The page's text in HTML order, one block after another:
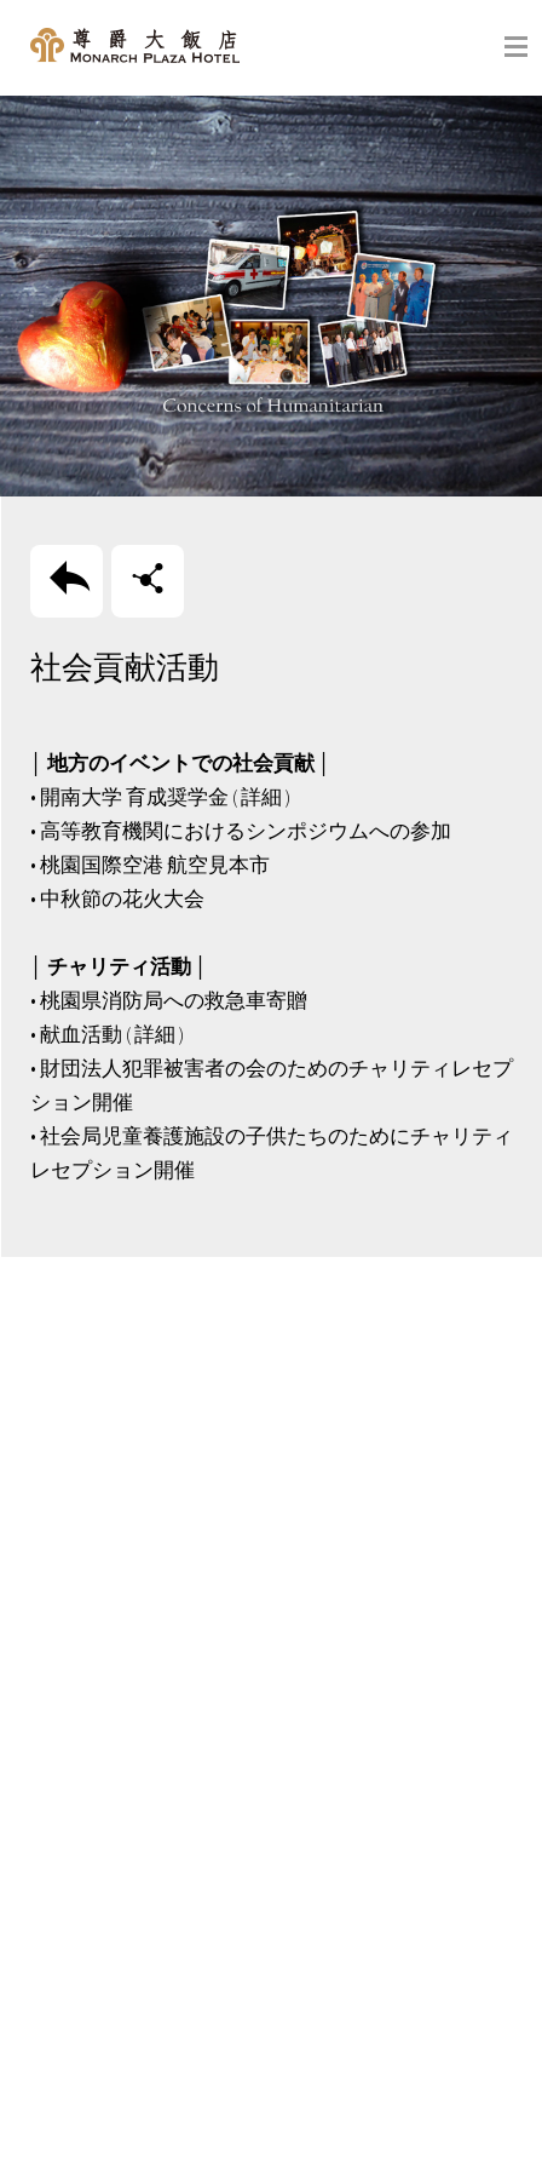
回上頁 分享
社会貢献活動
│ 地方のイベントでの社会貢献 │
• 開南大学 育成奨学金 ( 詳細 )
• 高等教育機関におけるシンポジウムへの参加
• 桃園国際空港 航空見本市
• 中秋節の花火大会
│ チャリティ活動 │
• 桃園県消防局への救急車寄贈
• 献血活動 ( 詳細 )
• 財団法人犯罪被害者の会のためのチャリティレセプ
ション開催
• 社会局児童養護施設の子供たちのためにチャリティ
レセプション開催